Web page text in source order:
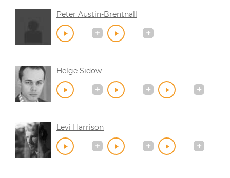
Peter Austin-Brentnall
Helge Sidow
Levi Harrison